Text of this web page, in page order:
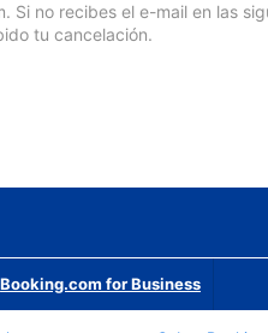
no recibes el e-mail en las
tu cancelación.
Booking.com for Business